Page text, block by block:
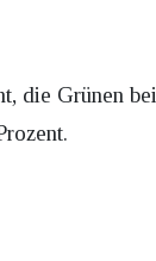
die Grünen bei